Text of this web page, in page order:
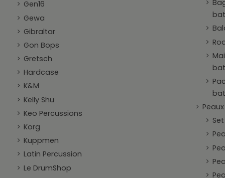
Gen16
Gewa
Gibraltar
Gon Bops
Gretsch
Hardcase
K&M
Kelly Shu
Keo Percussions
Korg
Kuppmen
Latin Percussion
Le DrumShop